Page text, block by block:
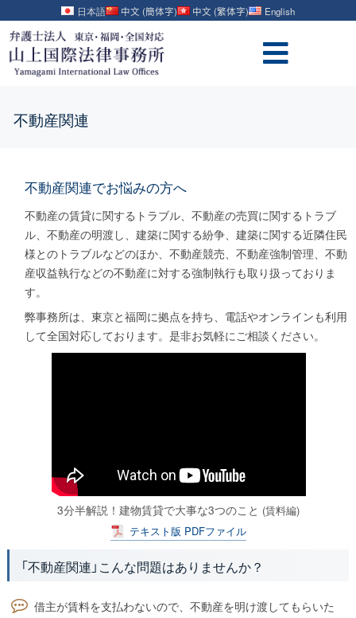
日本語 中文 (簡体字) 中文 (繁体字) English
不動産関連
不動産関連でお悩みの方へ
不動産の賃貸に関するトラブル、不動産の売買に関するトラブ
ル、不動産の明渡し、建築に関する紛争、建築に関する近隣住民
様とのトラブルなどのほか、不動産競売、不動産強制管理、不動
産収益執行などの不動産に対する強制執行も取り扱っておりま
す。
弊事務所は、東京と福岡に拠点を持ち、電話やオンラインも利用
して全国対応しております。是非お気軽にご相談ください。
3分半解説！建物賃貸で大事な3つのこと (賃料編)
テキスト版 PDFファイル
「不動産関連」こんな問題はありませんか？
借主が賃料を支払わないので、不動産を明け渡してもらいた